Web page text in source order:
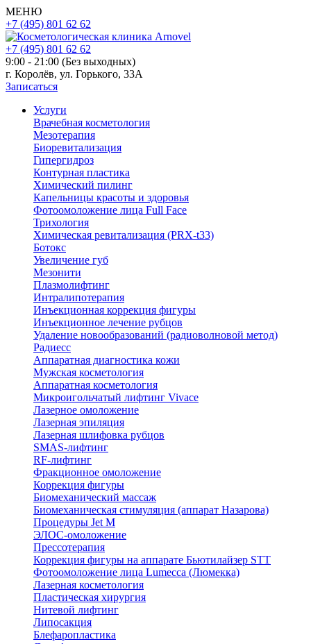
МЕНЮ
+7 (495) 801 62 62
+7 (495) 801 62 62
9:00 - 21:00 (Без выходных)
г. Королёв, ул. Горького, 33А
Записаться
Услуги
Врачебная косметология
Мезотерапия
Биоревитализация
Гипергидроз
Контурная пластика
Химический пилинг
Капельницы красоты и здоровья
Фотоомоложение лица Full Face
Трихология
Химическая ревитализация (PRX-t33)
Ботокс
Увеличение губ
Мезонити
Плазмолифтинг
Интралипотерапия
Инъекционная коррекция фигуры
Инъекционное лечение рубцов
Удаление новообразований (радиоволновой метод)
Радиесс
Аппаратная диагностика кожи
Мужская косметология
Аппаратная косметология
Микроигольчатый лифтинг Vivace
Лазерное омоложение
Лазерная эпиляция
Лазерная шлифовка рубцов
SMAS-лифтинг
RF-лифтинг
Фракционное омоложение
Коррекция фигуры
Биомеханический массаж
Биомеханическая стимуляция (аппарат Назарова)
Процедуры Jet M
ЭЛОС-омоложение
Прессотерапия
Коррекция фигуры на аппарате Бьютилайзер STT
Фотоомоложение лица Lumecca (Люмекка)
Лазерная косметология
Пластическая хирургия
Нитевой лифтинг
Липосакция
Блефаропластика